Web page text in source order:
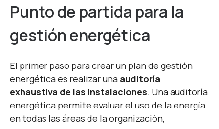
Punto de partida para la
gestiónenergética
El primer paso para crear un plan de gestión
energética es realizar una auditoría
exhaustiva de las instalaciones. Una auditoría
energética permite evaluar el uso de la energía
en todas las áreas de la organización,